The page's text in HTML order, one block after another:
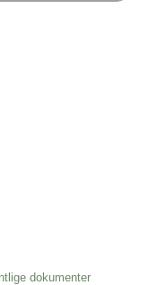
dokumenter